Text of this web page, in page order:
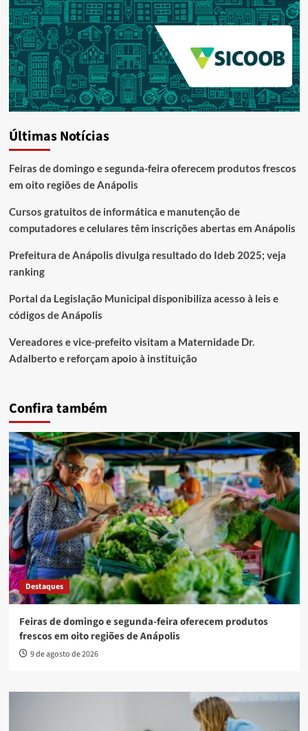
Últimas Notícias
Feiras de domingo e segunda-feira oferecem produtos frescos
em oito regiões de Anápolis
Cursos gratuitos de informática e manutenção de
computadores e celulares têm inscrições abertas em Anápolis
Prefeitura de Anápolis divulga resultado do Ideb 2025; veja
ranking
Portal da Legislação Municipal disponibiliza acesso à leis e
códigos de Anápolis
Vereadores e vice-prefeito visitam a Maternidade Dr.
Adalberto e reforçam apoio à instituição
Confira também
Destaques
Feiras de domingo e segunda-feira oferecem produtos
frescos em oito regiões de Anápolis
9 de agosto de 2026